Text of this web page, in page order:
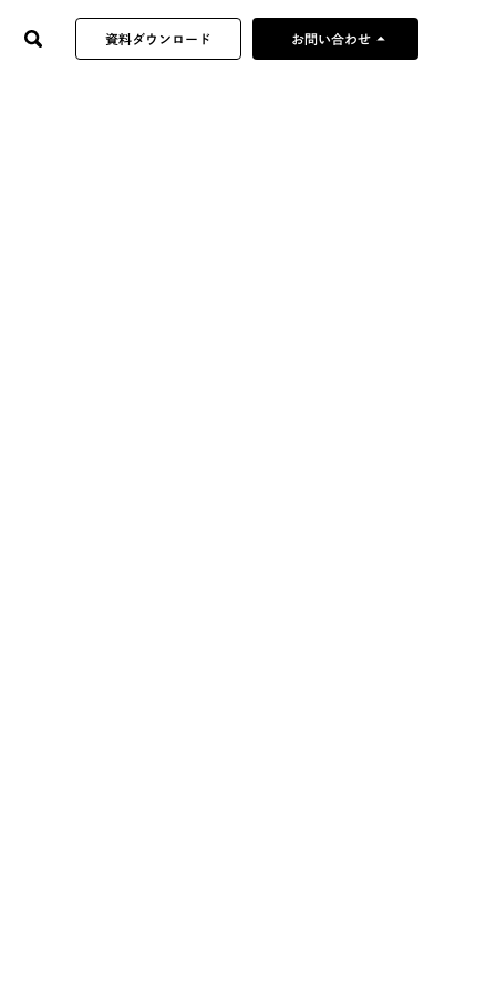
資料ダウンロード お問い合わせ arrow_drop_up